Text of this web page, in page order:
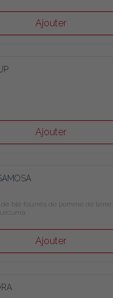
Ajouter
Ajouter
blé fourrés de pomme de terre,
Ajouter